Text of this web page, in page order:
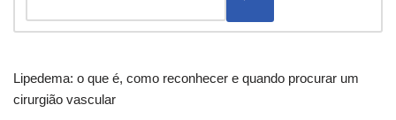
Lipedema: o que é, como reconhecer e quando procurar um
cirurgião vascular